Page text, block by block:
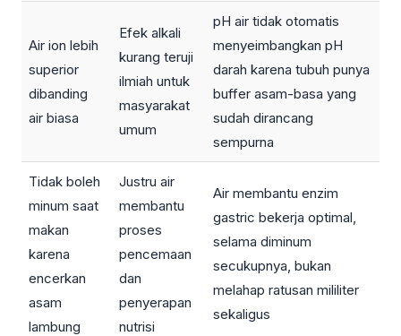
Air ion lebih
superior
dibanding
air biasa
Efek alkali
kurang teruji
ilmiah untuk
masyarakat
umum
pH air tidak otomatis
menyeimbangkan pH
darah karena tubuh punya
buffer asam-basa yang
sudah dirancang
sempurna
Tidak boleh
minum saat
makan
karena
encerkan
asam
lambung
Justru air
membantu
proses
pencemaan
dan
penyerapan
nutrisi
Air membantu enzim
gastric bekerja optimal,
selama diminum
secukupnya, bukan
melahap ratusan mililiter
sekaligus